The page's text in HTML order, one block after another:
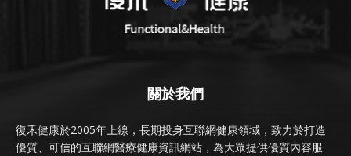
關於我們
復禾健康於2005年上線，長期投身互聯網健康領域，致力於打造
優質、可信的互聯網醫療健康資訊網站，為大眾提供優質內容服